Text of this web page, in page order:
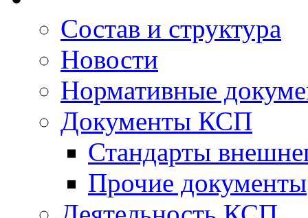
Состав и структура
Новости
Нормативные
Документы КСП
Стандарты
Прочие документы